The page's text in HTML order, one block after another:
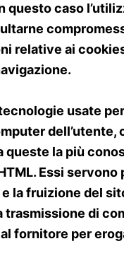
questo caso
relative ai
usate
dell’utente,
queste la più
Essi servono
la fruizione del
trasmissione di
fornitore per